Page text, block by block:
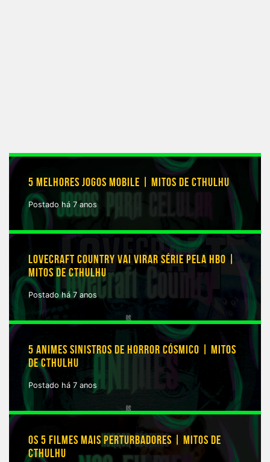
5 MELHORES JOGOS MOBILE | MITOS DE CTHULHU
Postado há 7 anos
LOVECRAFT COUNTRY VAI VIRAR SÉRIE PELA HBO |
MITOS DE CTHULHU
Postado há 7 anos
5 ANIMES SINISTROS DE HORROR CÓSMICO | MITOS
DE CTHULHU
Postado há 7 anos
OS 5 FILMES MAIS PERTURBADORES | MITOS DE
CTHULHU